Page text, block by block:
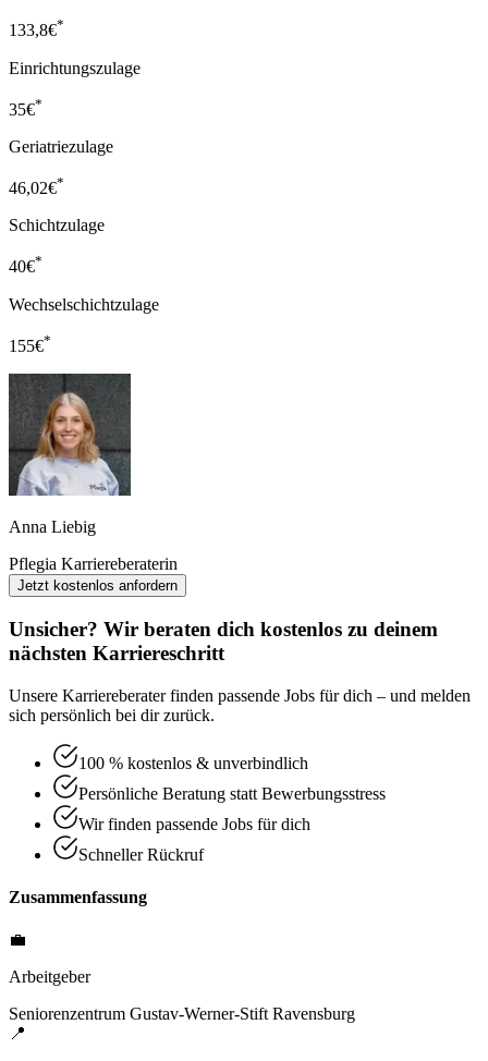
133,8€*
Einrichtungszulage
35€*
Geriatriezulage
46,02€*
Schichtzulage
40€*
Wechselschichtzulage
155€*
Anna Liebig
Pflegia Karriereberaterin
Jetzt kostenlos anfordern
Unsicher? Wir beraten dich kostenlos zu deinem
nächsten Karriereschritt
Unsere Karriereberater finden passende Jobs für dich – und melden
sich persönlich bei dir zurück.
100 % kostenlos & unverbindlich
Persönliche Beratung statt Bewerbungsstress
Wir finden passende Jobs für dich
Schneller Rückruf
Zusammenfassung
💼
Arbeitgeber
Seniorenzentrum Gustav-Werner-Stift Ravensburg
📍